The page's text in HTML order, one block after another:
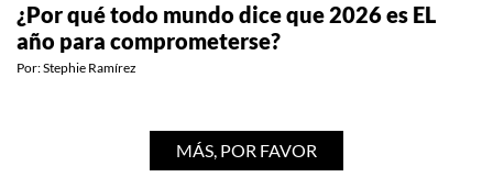
¿Por qué todo mundo dice que 2026 es EL
año para comprometerse?
Por:Stephie Ramírez
MÁS, POR FAVOR